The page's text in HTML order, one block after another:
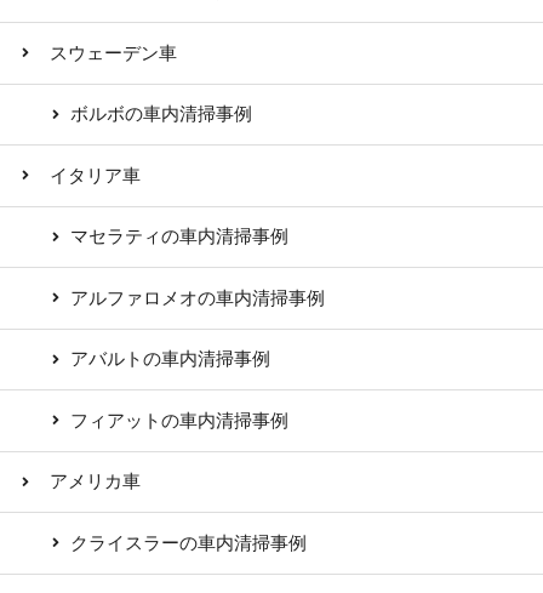
スウェーデン車
ボルボの車内清掃事例
イタリア車
マセラティの車内清掃事例
アルファロメオの車内清掃事例
アバルトの車内清掃事例
フィアットの車内清掃事例
アメリカ車
クライスラーの車内清掃事例